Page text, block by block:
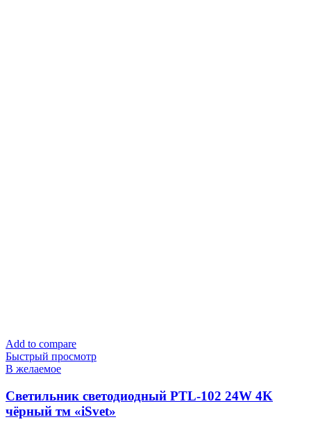
Add to compare
Быстрый просмотр
В желаемое
Cветильник светодиодный PTL-102 24W 4K
чёрный тм «iSvet»